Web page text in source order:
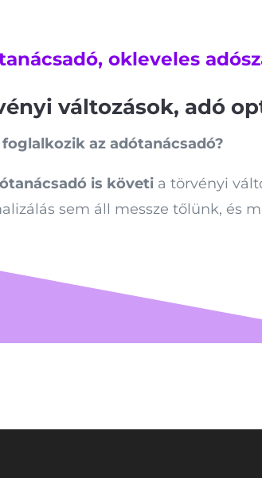
okleveles
változások, adó
foglalkozik az adótanácsadó?
is követi a törvényi
sem áll messze tőlünk, és